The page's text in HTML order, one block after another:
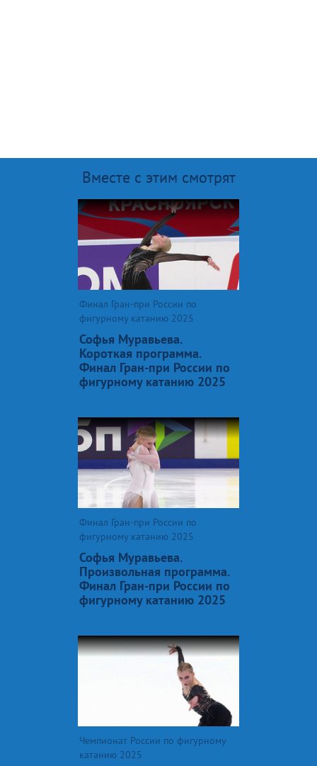
Вместе с этим смотрят
Финал Гран-при России по
фигурному катанию 2025
Софья Муравьева.
Короткая программа.
Финал Гран-при России по
фигурному катанию 2025
Финал Гран-при России по
фигурному катанию 2025
Софья Муравьева.
Произвольная программа.
Финал Гран-при России по
фигурному катанию 2025
Чемпионат России по фигурному
катанию 2025